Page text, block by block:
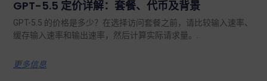
GPT-5.5 定价详解：套餐、代币及背景
GPT-5.5 的价格是多少？在选择访问套餐之前，请比较输入速率、
缓存输入速率和输出速率，然后计算实际请求量。.
更多信息